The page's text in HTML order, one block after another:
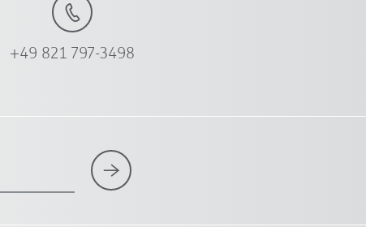
+49 821 797-3498